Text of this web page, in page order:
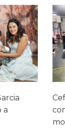
Cefar
com